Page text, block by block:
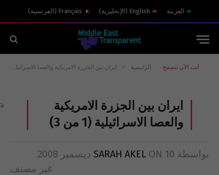
العربية English
( الإنجليزية)
Français
( الفرنسية)
أنت الآن تتصفح: الرئيسية » ايران بين الجزرة الامريكية والعصا الاسرائيلية (1 من 3)
ايران بين الجزرة الامريكية
والعصا الاسرائيلية (1 من 3)
بواسطة SARAH AKEL ON 10 ديسمبر 2008
غير مصنف